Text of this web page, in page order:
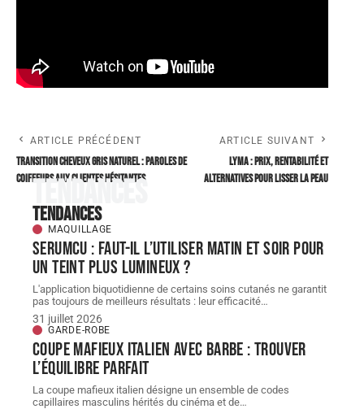
ARTICLE PRÉCÉDENT
Transition cheveux gris naturel : paroles de
coiffeurs aux clientes hésitantes
ARTICLE SUIVANT
LYMA : prix, rentabilité et
alternatives pour lisser la peau
Tendances
Tendances
MAQUILLAGE
Serumcu : faut-il l’utiliser matin et soir pour
un teint plus lumineux ?
L'application biquotidienne de certains soins cutanés ne garantit
pas toujours de meilleurs résultats : leur efficacité…
31 juillet 2026
GARDE-ROBE
Coupe mafieux italien avec barbe : trouver
l’équilibre parfait
La coupe mafieux italien désigne un ensemble de codes
capillaires masculins hérités du cinéma et de…